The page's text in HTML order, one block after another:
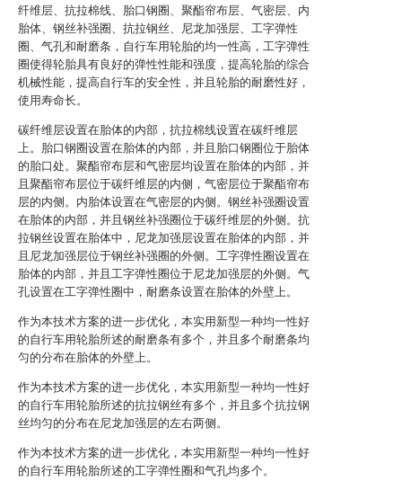
纤维层、抗拉棉线、胎口钢圈、聚酯帘布层、气密层、内
胎体、钢丝补强圈、抗拉钢丝、尼龙加强层、工字弹性
圈、气孔和耐磨条，自行车用轮胎的均一性高，工字弹性
圈使得轮胎具有良好的弹性性能和强度，提高轮胎的综合
机械性能，提高自行车的安全性，并且轮胎的耐磨性好，
使用寿命长。
碳纤维层设置在胎体的内部，抗拉棉线设置在碳纤维层
上。胎口钢圈设置在胎体的内部，并且胎口钢圈位于胎体
的胎口处。聚酯帘布层和气密层均设置在胎体的内部，并
且聚酯帘布层位于碳纤维层的内侧，气密层位于聚酯帘布
层的内侧。内胎体设置在气密层的内侧。钢丝补强圈设置
在胎体的内部，并且钢丝补强圈位于碳纤维层的外侧。抗
拉钢丝设置在胎体中，尼龙加强层设置在胎体的内部，并
且尼龙加强层位于钢丝补强圈的外侧。工字弹性圈设置在
胎体的内部，并且工字弹性圈位于尼龙加强层的外侧。气
孔设置在工字弹性圈中，耐磨条设置在胎体的外壁上。
作为本技术方案的进一步优化，本实用新型一种均一性好
的自行车用轮胎所述的耐磨条有多个，并且多个耐磨条均
匀的分布在胎体的外壁上。
作为本技术方案的进一步优化，本实用新型一种均一性好
的自行车用轮胎所述的抗拉钢丝有多个，并且多个抗拉钢
丝均匀的分布在尼龙加强层的左右两侧。
作为本技术方案的进一步优化，本实用新型一种均一性好
的自行车用轮胎所述的工字弹性圈和气孔均多个。